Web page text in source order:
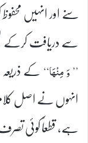
سنے اور انہیں محفوظ
سے دریافت کرکے
’’ وَ مِنْہَا‘‘ کے
انہوں نے اصل
ہے، قطعاً کوئی تصرف